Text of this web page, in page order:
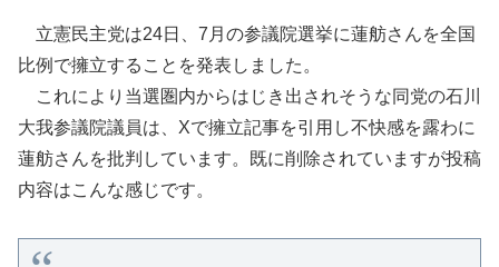
立憲民主党は24日、7月の参議院選挙に蓮舫さんを全国
比例で擁立することを発表しました。
これにより当選圏内からはじき出されそうな同党の石川
大我参議院議員は、Xで擁立記事を引用し不快感を露わに
蓮舫さんを批判しています。既に削除されていますが投稿
内容はこんな感じです。